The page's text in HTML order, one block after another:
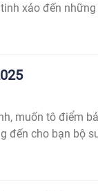
xảo đến những
muốn tô điểm
đến cho bạn bộ